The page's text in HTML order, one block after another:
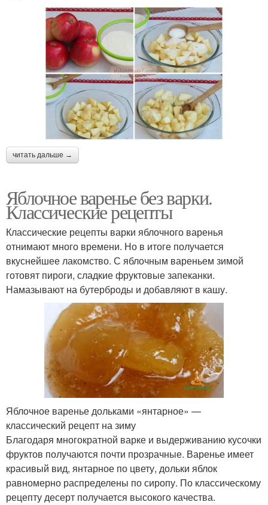
читать дальше →
Яблочное варенье без варки.
Классические рецепты
Классические рецепты варки яблочного варенья
отнимают много времени. Но в итоге получается
вкуснейшее лакомство. С яблочным вареньем зимой
готовят пироги, сладкие фруктовые запеканки.
Намазывают на бутерброды и добавляют в кашу.
Яблочное варенье дольками «янтарное» —
классический рецепт на зиму
Благодаря многократной варке и выдерживанию кусочки
фруктов получаются почти прозрачные. Варенье имеет
красивый вид, янтарное по цвету, дольки яблок
равномерно распределены по сиропу. По классическому
рецепту десерт получается высокого качества.